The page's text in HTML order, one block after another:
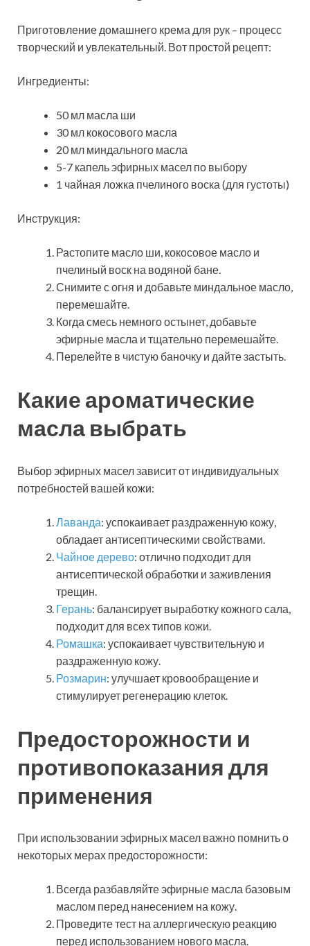
Приготовление домашнего крема для рук – процесс
творческий и увлекательный. Вот простой рецепт:
Ингредиенты:
50 мл масла ши
30 мл кокосового масла
20 мл миндального масла
5-7 капель эфирных масел по выбору
1 чайная ложка пчелиного воска (для густоты)
Инструкция:
Растопите масло ши, кокосовое масло и
пчелиный воск на водяной бане.
Снимите с огня и добавьте миндальное масло,
перемешайте.
Когда смесь немного остынет, добавьте
эфирные масла и тщательно перемешайте.
Перелейте в чистую баночку и дайте застыть.
Какие ароматические
масла выбрать
Выбор эфирных масел зависит от индивидуальных
потребностей вашей кожи:
Лаванда: успокаивает раздраженную кожу,
обладает антисептическими свойствами.
Чайное дерево: отлично подходит для
антисептической обработки и заживления
трещин.
Герань: балансирует выработку кожного сала,
подходит для всех типов кожи.
Ромашка: успокаивает чувствительную и
раздраженную кожу.
Розмарин: улучшает кровообращение и
стимулирует регенерацию клеток.
Предосторожности и
противопоказания для
применения
При использовании эфирных масел важно помнить о
некоторых мерах предосторожности:
Всегда разбавляйте эфирные масла базовым
маслом перед нанесением на кожу.
Проведите тест на аллергическую реакцию
перед использованием нового масла.